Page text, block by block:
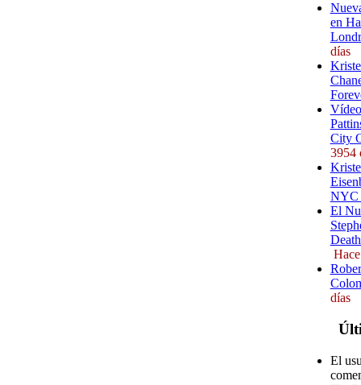
en
días
City
3954
NYC
El
días
El